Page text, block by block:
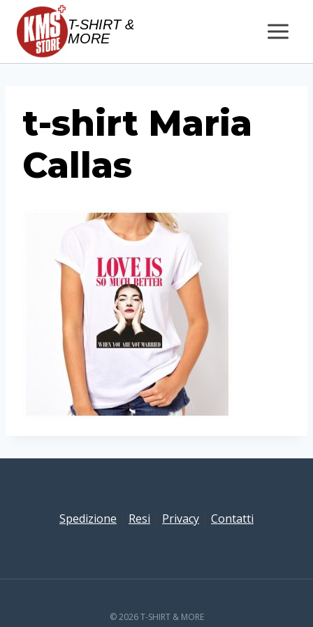
Salta
contenuto
T-SHIRT &
MORE
t-shirt Maria
Callas
Spedizione Resi Privacy Contatti
© 2026 T-SHIRT & MORE